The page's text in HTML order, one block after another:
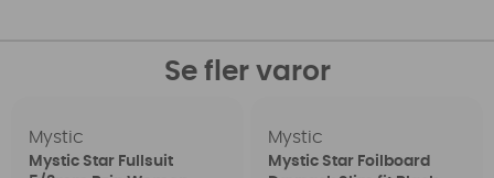
Se fler varor
Mystic
Mystic Star Fullsuit
Mystic
Mystic Star Foilboard